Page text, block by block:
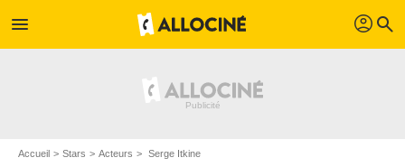
menu profil search
Accueil Stars Acteurs Serge Itkine